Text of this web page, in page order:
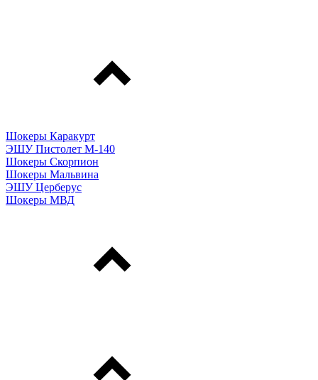
Шокеры Каракурт
ЭШУ Пистолет М-140
Шокеры Скорпион
Шокеры Мальвина
ЭШУ Церберус
Шокеры МВД